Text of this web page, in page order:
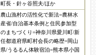
町長・針ヶ谷照夫/ほか
農山漁村の活性化で新法=農林水
産省/自治基本条例と住民参加型
のまちづくり=神奈川県愛川町/新
任都道府県町村会長の略歴=岡山
県/うるるん体験宿泊=熊本県小国